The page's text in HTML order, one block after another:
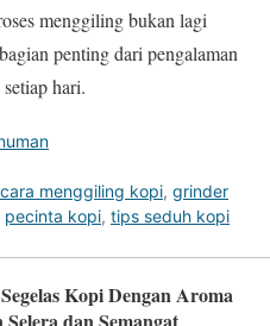
menggiling bukan lagi
penting dari pengalaman
hari.
cara menggiling kopi, grinder
pecinta kopi, tips seduh kopi
Kopi Dengan Aroma
dan Semangat